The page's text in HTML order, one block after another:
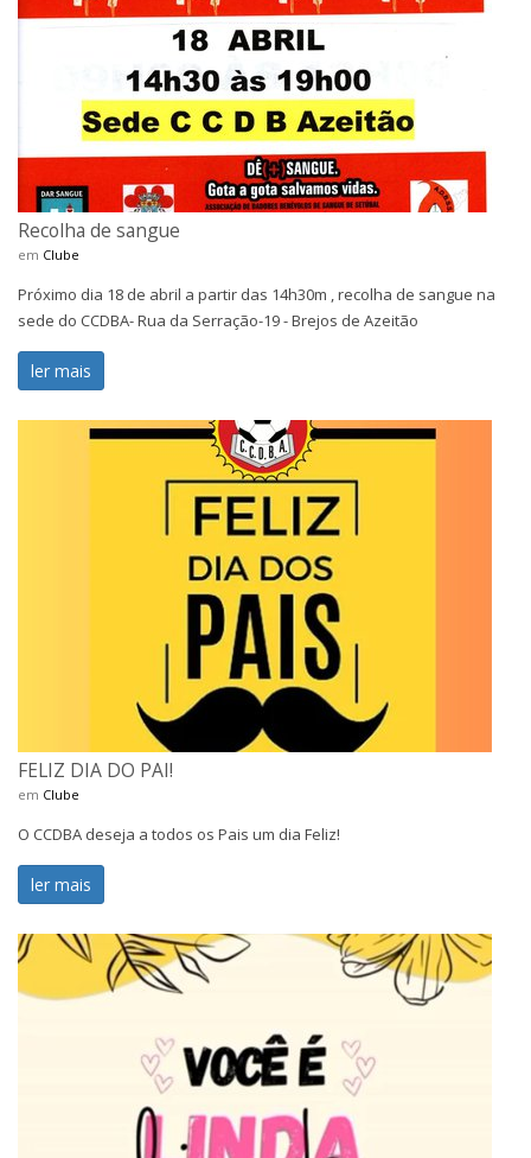
Recolha de sangue
em Clube
Próximo dia 18 de abril a partir das 14h30m , recolha de sangue na
sede do CCDBA- Rua da Serração-19 - Brejos de Azeitão
ler mais
FELIZ DIA DO PAI!
em Clube
O CCDBA deseja a todos os Pais um dia Feliz!
ler mais